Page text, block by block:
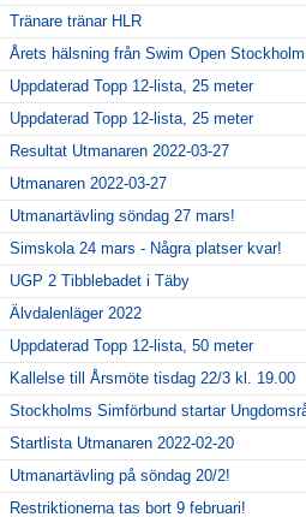
Tränare tränar HLR
Årets hälsning från Swim Open Stockholm
Uppdaterad Topp 12-lista, 25 meter
Uppdaterad Topp 12-lista, 25 meter
Resultat Utmanaren 2022-03-27
Utmanaren 2022-03-27
Utmanartävling söndag 27 mars!
Simskola 24 mars - Några platser kvar!
UGP 2 Tibblebadet i Täby
Älvdalenläger 2022
Uppdaterad Topp 12-lista, 50 meter
Kallelse till Årsmöte tisdag 22/3 kl. 19.00
Stockholms Simförbund startar
Startlista Utmanaren 2022-02-20
Utmanartävling på söndag 20/2!
Restriktionerna tas bort 9 februari!